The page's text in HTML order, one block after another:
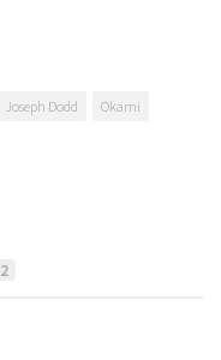
Joseph Dodd
Okami
2